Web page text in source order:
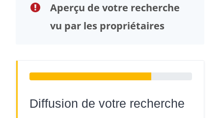
Aperçu de votre recherche
vu par les propriétaires
Diffusion de votre recherche